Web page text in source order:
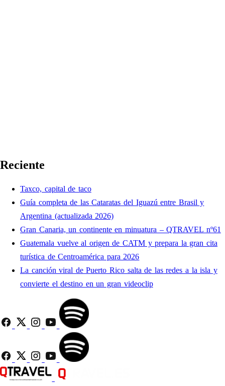
Reciente
Taxco, capital de taco
Guía completa de las Cataratas del Iguazú entre Brasil y
Argentina (actualizada 2026)
Gran Canaria, un continente en minuatura – QTRAVEL nº61
Guatemala vuelve al origen de CATM y prepara la gran cita
turística de Centroamérica para 2026
La canción viral de Puerto Rico salta de las redes a la isla y
convierte el destino en un gran videoclip